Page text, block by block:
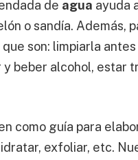
de agua ayuda
o sandía. Además,
son: limpiarla
beber alcohol, estar
como guía para
exfoliar, etc.